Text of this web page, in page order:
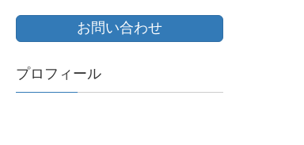
お問い合わせ
プロフィール